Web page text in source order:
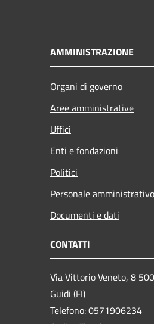
AMMINISTRAZIONE
Organi di governo
Aree amministrative
Uffici
Enti e fondazioni
Politici
Personale amministrativo
Documenti e dati
CONTATTI
Via Vittorio Veneto, 8
Guidi (FI)
Telefono: 0571906234